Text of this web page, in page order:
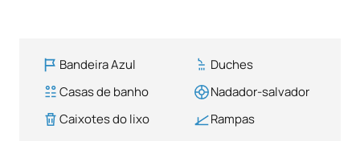
Bandeira Azul
Duches
Casas de banho
Nadador-salvador
Caixotes do lixo
Rampas